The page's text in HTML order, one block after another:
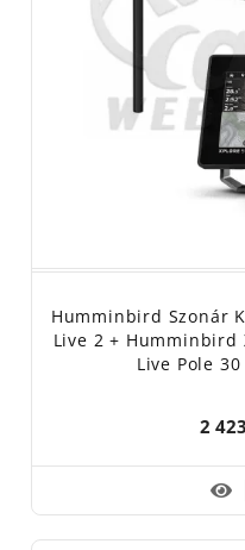
Humminbird Szonár
Live 2 + Humminbird
Live Pole
2